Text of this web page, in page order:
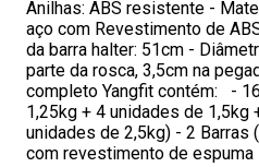
Anilhas: ABS resistente -
aço com Revestimento de
da barra halter: 51cm -
parte da rosca, 3,5cm na
completo Yangfit contém: -
1,25kg + 4 unidades de 1,5kg
unidades de 2,5kg) - 2 Barras
com revestimento de espuma